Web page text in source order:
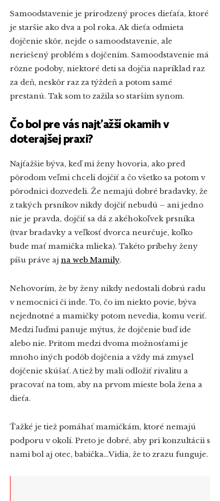
Samoodstavenie je prirodzený proces dieťaťa, ktoré
je staršie ako dva a pol roka. Ak dieťa odmieta
dojčenie skôr, nejde o samoodstavenie, ale
neriešený problém s dojčením. Samoodstavenie má
rôzne podoby, niektoré deti sa dojčia napríklad raz
za deň, neskôr raz za týždeň a potom samé
prestanú. Tak som to zažila so starším synom.
Čo bol pre vás najťažší okamih v
doterajšej praxi?
Najťažšie býva, keď mi ženy hovoria, ako pred
pôrodom veľmi chceli dojčiť a čo všetko sa potom v
pôrodnici dozvedeli. Že nemajú dobré bradavky, že
z takých prsníkov nikdy dojčiť nebudú – ani jedno
nie je pravda, dojčiť sa dá z akéhokoľvek prsníka
(tvar bradavky a veľkosť dvorca neurčuje, koľko
bude mať mamička mlieka). Takéto príbehy ženy
píšu práve aj na web Mamily.
Nehovorím, že by ženy nikdy nedostali dobrú radu
v nemocnici či inde. To, čo im niekto povie, býva
nejednotné a mamičky potom nevedia, komu veriť.
Medzi ľuďmi panuje mýtus, že dojčenie buď ide
alebo nie. Pritom medzi dvoma možnosťami je
mnoho iných podôb dojčenia a vždy má zmysel
dojčenie skúšať. A tiež by mali odložiť rivalitu a
pracovať na tom, aby na prvom mieste bola žena a
dieťa.
Ťažké je tiež pomáhať mamičkám, ktoré nemajú
podporu v okolí. Preto je dobré, aby pri konzultácii s
nami bol aj otec, babička…Vidia, že to zrazu funguje.